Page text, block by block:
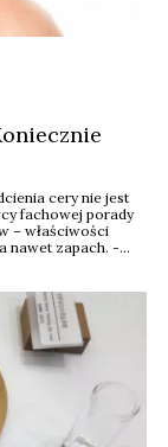
cery nie jest
fachowej porady
– właściwości
nawet zapach. -